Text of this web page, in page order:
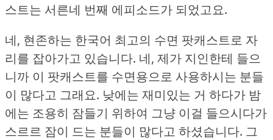
스트는 서른네 번째 에피소드가 되었고요.
네, 현존하는 한국어 최고의 수면 팟캐스트로 자
리를 잡아가고 있습니다. 네, 제가 지인한테 들으
니까 이 팟캐스트를 수면용으로 사용하시는 분들
이 많다고 그래요. 낮에는 재미있는 거 하다가 밤
에는 조용히 잠들기 위하여 그냥 이걸 들으시다가
스르르 잠이 드는 분들이 많다고 하셨습니다. 그